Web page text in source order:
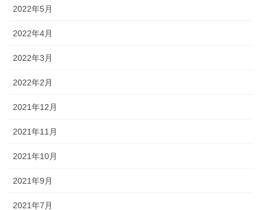
2022年5月
2022年4月
2022年3月
2022年2月
2021年12月
2021年11月
2021年10月
2021年9月
2021年7月